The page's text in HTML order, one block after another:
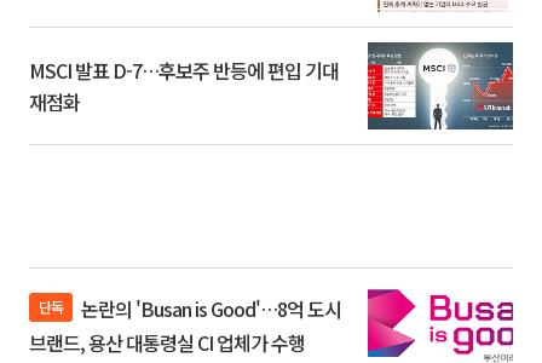
MSCI 발표 D-7…후보주 반등에 편입 기대
재점화
단독
브랜드, 용산 대통령실 CI 업체가 수행